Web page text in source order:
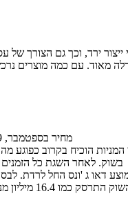
ייצור ירד, וכך גם הצורך
מאוד. עם כמה מוצרים
דאו ג'ונס Stock 3 מחיר בספטמבר, 1929 381.17 נקודות
השוק